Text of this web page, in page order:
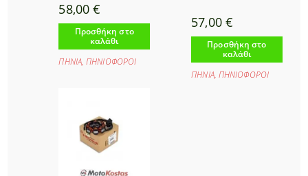
58,00€
Προσθήκη στο
καλάθι
ΠΗΝΙΑ,ΠΗΝΙΟΦΟΡΟΙ
57,00 €
Προσθήκη στο
καλάθι
ΠΗΝΙΑ, ΠΗΝΙΟΦΟΡΟΙ